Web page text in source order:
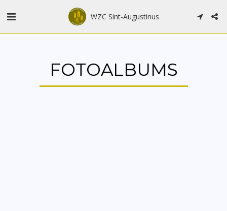
WZC Sint-Augustinus
FOTOALBUMS